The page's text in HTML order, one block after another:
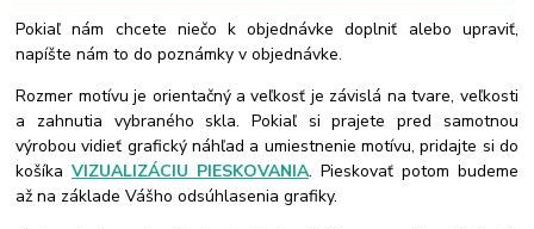
Pokiaľ nám chcete niečo k objednávke doplniť alebo upraviť,
napíšte nám to do poznámky v objednávke.
Rozmer motívu je orientačný a veľkosť je závislá na tvare, veľkosti
a zahnutia vybraného skla. Pokiaľ si prajete pred samotnou
výrobou vidieť grafický náhľad a umiestnenie motívu, pridajte si do
košíkaVIZUALIZÁCIU PIESKOVANIA. Pieskovať potom budeme
až na základe Vášho odsúhlasenia grafiky.